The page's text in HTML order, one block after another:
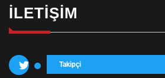
İLETIŞIM
Takipçi